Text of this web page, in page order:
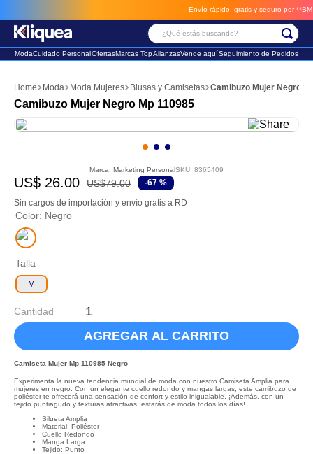
Envío rápido, gratis y seguro por **BM-
¿Qué estás buscando?
ModaCuidado PersonalOfertasMarcas TopAlianzasVende aquíSeguimiento de Pedidos
Moda Moda Mujeres Blusas y Camisetas Camibuzo Mujer Negro
Camibuzo Mujer Negro Mp 110985
Marca: Marketing PersonalSKU: 8365409
US$ 26.00 US$79.00 -67 %
Sin cargos de importación y envío gratis a RD
Color: Negro
Talla
M
Cantidad
AGREGAR AL CARRITO
Camiseta Mujer Mp 110985 Negro
Experimenta la nueva tendencia mundial de moda con nuestro Camiseta Amplia para
mujeres en negro. Con un elegante cuello redondo y mangas largas, este camibuzo de
poliéster te ofrecerá una sensación de confort y estilo inigualable. ¡Además, con un
tejido puntiagudo y texturas atractivas, estarás de moda todos los días!
Silueta Amplia
Material: Poliéster
Cuello Redondo
Manga Larga
Tejido: Punto
2. sandalia